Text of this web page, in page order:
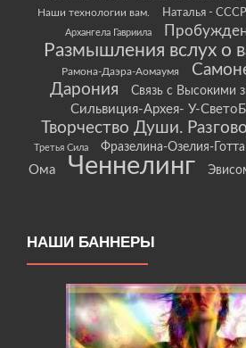
Наши технологии вам.
Наталья -
Архангела Гавриила
Размышления вслух о
Рамона-Даэра-Аомаумя
Дарония
Связь с Высокими
Сильвиция-Архея- У-
Творчество Души.
Третья Сила Фразелина-Озелия-Готта
Ома
Ченнелинг
НАШИ БАННЕРЫ